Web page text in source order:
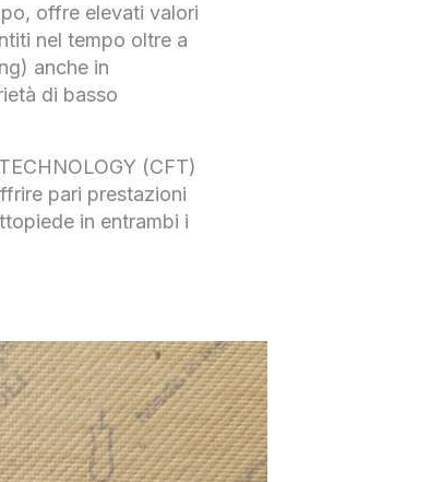
offre elevati valori
nel tempo oltre a
anche in
di basso
(CFT)
pari prestazioni
in entrambi i